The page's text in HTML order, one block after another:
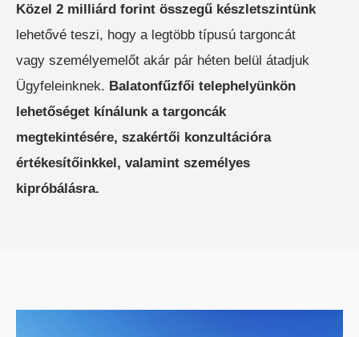
ELEKTROMOS TOLÓOSZLOPOS
TARGONCA
KESKENY-FOLYOSÓS
Közel 2 milliárd forint összegű készletszintünk
lehetővé teszi, hogy a legtöbb típusú targoncát
vagy személyemelőt akár pár héten belül átadjuk
Ügyfeleinknek. Balatonfűzfői telephelyünkön
lehetőséget kínálunk a targoncák
megtekintésére, szakértői konzultációra
értékesítőinkkel, valamint személyes
kipróbálásra.